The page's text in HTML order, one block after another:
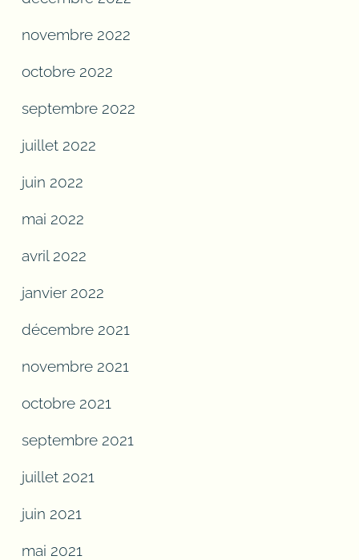
novembre 2022
octobre 2022
septembre 2022
juillet 2022
juin 2022
mai 2022
avril 2022
janvier 2022
décembre 2021
novembre 2021
octobre 2021
septembre 2021
juillet 2021
juin 2021
mai 2021